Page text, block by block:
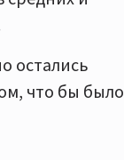
остались
что бы было